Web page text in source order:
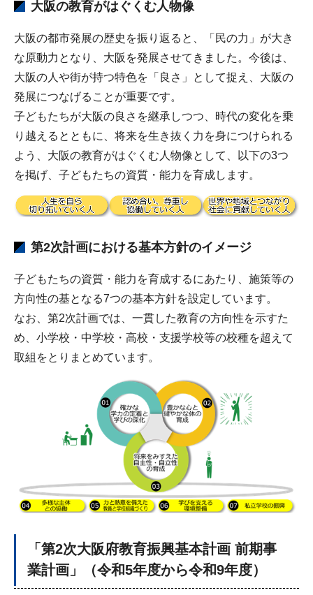
大阪の教育がはぐくむ人物像
大阪の都市発展の歴史を振り返ると、「民の力」が大き
な原動力となり、大阪を発展させてきました。今後は、
大阪の人や街が持つ特色を「良さ」として捉え、大阪の
発展につなげることが重要です。
子どもたちが大阪の良さを継承しつつ、時代の変化を乗
り越えるとともに、将来を生き抜く力を身につけられる
よう、大阪の教育がはぐくむ人物像として、以下の3つ
を掲げ、子どもたちの資質・能力を育成します。
第2次計画における基本方針のイメージ
子どもたちの資質・能力を育成するにあたり、施策等の
方向性の基となる7つの基本方針を設定しています。
なお、第2次計画では、一貫した教育の方向性を示すた
め、小学校・中学校・高校・支援学校等の校種を超えて
取組をとりまとめています。
「第2次大阪府教育振興基本計画 前期事
業計画」（令和5年度から令和9年度）